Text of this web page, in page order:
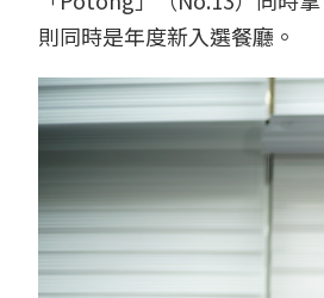
則同時是年度新入選餐廳。